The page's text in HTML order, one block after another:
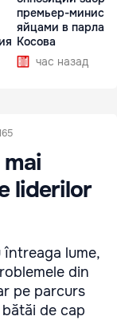
премьер-
яйцами в
Косова
час назад
liderilor
lume,
din
pe parcurs
de cap